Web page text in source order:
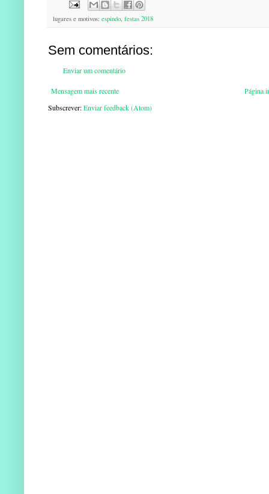
lugares e motivos: espindo, festas 2018
Sem comentários:
Enviar um comentário
Mensagem mais recente
Página
Subscrever:Enviar feedback (Atom)